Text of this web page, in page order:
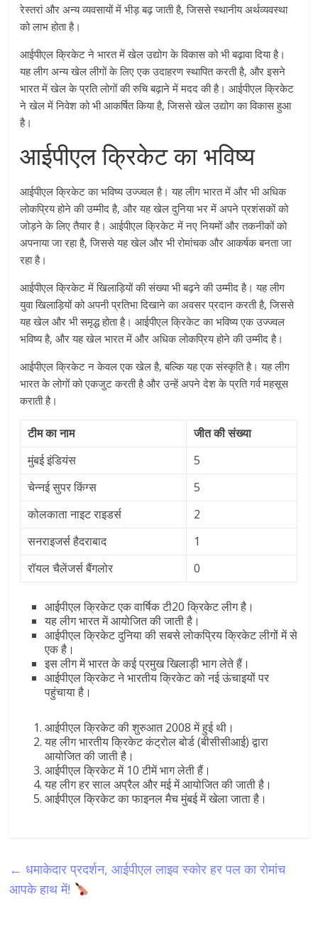
रेस्तरां और अन्य व्यवसायों में भीड़ बढ़ जाती है, जिससे स्थानीय अर्थव्यवस्था
को लाभ होता है।
आईपीएल क्रिकेट ने भारत में खेल उद्योग के विकास को भी बढ़ावा दिया है।
यह लीग अन्य खेल लीगों के लिए एक उदाहरण स्थापित करती है, और इसने
भारत में खेल के प्रति लोगों की रुचि बढ़ाने में मदद की है। आईपीएल क्रिकेट
ने खेल में निवेश को भी आकर्षित किया है, जिससे खेल उद्योग का विकास हुआ
है।
आईपीएल क्रिकेट का भविष्य
आईपीएल क्रिकेट का भविष्य उज्ज्वल है। यह लीग भारत में और भी अधिक
लोकप्रिय होने की उम्मीद है, और यह खेल दुनिया भर में अपने प्रशंसकों को
जोड़ने के लिए तैयार है। आईपीएल क्रिकेट में नए नियमों और तकनीकों को
अपनाया जा रहा है, जिससे यह खेल और भी रोमांचक और आकर्षक बनता जा
रहा है।
आईपीएल क्रिकेट में खिलाड़ियों की संख्या भी बढ़ने की उम्मीद है। यह लीग
युवा खिलाड़ियों को अपनी प्रतिभा दिखाने का अवसर प्रदान करती है, जिससे
यह खेल और भी समृद्ध होता है। आईपीएल क्रिकेट का भविष्य एक उज्ज्वल
भविष्य है, और यह खेल भारत में और अधिक लोकप्रिय होने की उम्मीद है।
आईपीएल क्रिकेट न केवल एक खेल है, बल्कि यह एक संस्कृति है। यह लीग
भारत के लोगों को एकजुट करती है और उन्हें अपने देश के प्रति गर्व महसूस
कराती है।
टीम का नाम
जीत की संख्या
मुंबई इंडियंस
5
चेन्नई सुपर किंग्स
5
कोलकाता नाइट राइडर्स
2
सनराइजर्स हैदराबाद
1
रॉयल चैलेंजर्स बैंगलोर
0
आईपीएल क्रिकेट एक वार्षिक टी20 क्रिकेट लीग है।
यह लीग भारत में आयोजित की जाती है।
आईपीएल क्रिकेट दुनिया की सबसे लोकप्रिय क्रिकेट लीगों में से
एक है।
इस लीग में भारत के कई प्रमुख खिलाड़ी भाग लेते हैं।
आईपीएल क्रिकेट ने भारतीय क्रिकेट को नई ऊंचाइयों पर
पहुंचाया है।
आईपीएल क्रिकेट की शुरुआत 2008 में हुई थी।
यह लीग भारतीय क्रिकेट कंट्रोल बोर्ड (बीसीसीआई) द्वारा
आयोजित की जाती है।
आईपीएल क्रिकेट में 10 टीमें भाग लेती हैं।
यह लीग हर साल अप्रैल और मई में आयोजित की जाती है।
आईपीएल क्रिकेट का फाइनल मैच मुंबई में खेला जाता है।
← धमाकेदार प्रदर्शन, आईपीएल लाइव स्कोर हर पल का रोमांच
आपके हाथ में!